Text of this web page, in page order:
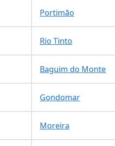
Portimão
Rio Tinto
Baguim do Monte
Gondomar
Moreira